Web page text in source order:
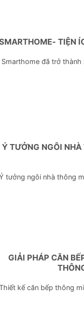
TIỆN
Smarthome đã trở
Ý TƯỞNG NGÔI NHÀ
tưởng ngôi nhà thông
GIẢI PHÁP CĂN
kế căn bếp thông